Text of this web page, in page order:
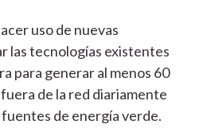
uso de nuevas
las tecnologías existentes
para generar al menos 60
de la red diariamente
de energía verde.